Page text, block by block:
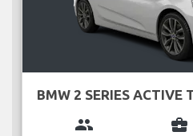
BMW 2 SERIES ACTIVE
group business_center